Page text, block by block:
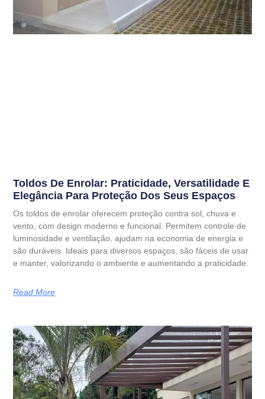
Toldos De Enrolar: Praticidade, Versatilidade E
Elegância Para Proteção Dos Seus Espaços
Os toldos de enrolar oferecem proteção contra sol, chuva e
vento, com design moderno e funcional. Permitem controle de
luminosidade e ventilação, ajudam na economia de energia e
são duráveis. Ideais para diversos espaços, são fáceis de usar
e manter, valorizando o ambiente e aumentando a praticidade.
Read More